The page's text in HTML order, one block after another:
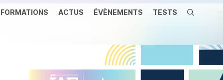
FORMATIONS ACTUS ÉVÈNEMENTS TESTS Recherche